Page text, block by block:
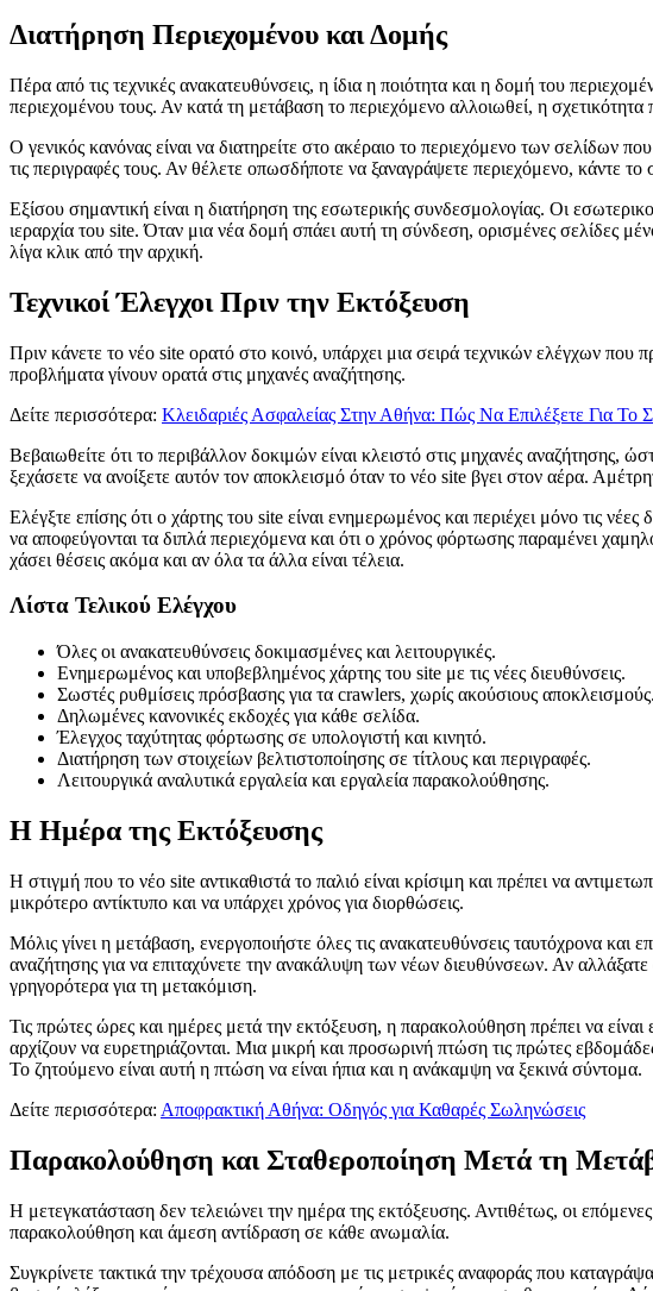
Διατήρηση Περιεχομένου και Δομής
Πέρα από τις τεχνικές ανακατευθύνσεις, η ίδια η ποιότητα και η δομή του
περιεχομένου τους. Αν κατά τη μετάβαση το περιεχόμενο αλλοιωθεί, η σχετικότητα
Ο γενικός κανόνας είναι να διατηρείτε στο ακέραιο το περιεχόμενο των σελίδων
τις περιγραφές τους. Αν θέλετε οπωσδήποτε να ξαναγράψετε περιεχόμενο, κάντε
Εξίσου σημαντική είναι η διατήρηση της εσωτερικής συνδεσμολογίας. Οι
ιεραρχία του site. Όταν μια νέα δομή σπάει αυτή τη σύνδεση, ορισμένες σελίδες
λίγα κλικ από την αρχική.
Τεχνικοί Έλεγχοι Πριν την Εκτόξευση
Πριν κάνετε το νέο site ορατό στο κοινό, υπάρχει μια σειρά τεχνικών ελέγχων
προβλήματα γίνουν ορατά στις μηχανές αναζήτησης.
Δείτε περισσότερα: Κλειδαριές Ασφαλείας Στην Αθήνα: Πώς Να Επιλέξετε Για Το
Βεβαιωθείτε ότι το περιβάλλον δοκιμών είναι κλειστό στις μηχανές αναζήτησης,
ξεχάσετε να ανοίξετε αυτόν τον αποκλεισμό όταν το νέο site βγει στον αέρα.
Ελέγξτε επίσης ότι ο χάρτης του site είναι ενημερωμένος και περιέχει μόνο τις
να αποφεύγονται τα διπλά περιεχόμενα και ότι ο χρόνος φόρτωσης παραμένει
χάσει θέσεις ακόμα και αν όλα τα άλλα είναι τέλεια.
Λίστα Τελικού Ελέγχου
Όλες οι ανακατευθύνσεις δοκιμασμένες και λειτουργικές.
Ενημερωμένος και υποβεβλημένος χάρτης του site με τις νέες διευθύνσεις.
Σωστές ρυθμίσεις πρόσβασης για τα crawlers, χωρίς ακούσιους αποκλεισμούς.
Δηλωμένες κανονικές εκδοχές για κάθε σελίδα.
Έλεγχος ταχύτητας φόρτωσης σε υπολογιστή και κινητό.
Διατήρηση των στοιχείων βελτιστοποίησης σε τίτλους και περιγραφές.
Λειτουργικά αναλυτικά εργαλεία και εργαλεία παρακολούθησης.
Η Ημέρα της Εκτόξευσης
Η στιγμή που το νέο site αντικαθιστά το παλιό είναι κρίσιμη και πρέπει να
μικρότερο αντίκτυπο και να υπάρχει χρόνος για διορθώσεις.
Μόλις γίνει η μετάβαση, ενεργοποιήστε όλες τις ανακατευθύνσεις ταυτόχρονα
αναζήτησης για να επιταχύνετε την ανακάλυψη των νέων διευθύνσεων. Αν
γρηγορότερα για τη μετακόμιση.
Τις πρώτες ώρες και ημέρες μετά την εκτόξευση, η παρακολούθηση πρέπει να είναι
αρχίζουν να ευρετηριάζονται. Μια μικρή και προσωρινή πτώση τις πρώτες
Το ζητούμενο είναι αυτή η πτώση να είναι ήπια και η ανάκαμψη να ξεκινά σύντομα.
Δείτε περισσότερα: Αποφρακτική Αθήνα: Οδηγός για Καθαρές Σωληνώσεις
Παρακολούθηση και Σταθεροποίηση Μετά τη
Η μετεγκατάσταση δεν τελειώνει την ημέρα της εκτόξευσης. Αντιθέτως, οι
παρακολούθηση και άμεση αντίδραση σε κάθε ανωμαλία.
Συγκρίνετε τακτικά την τρέχουσα απόδοση με τις μετρικές αναφοράς που